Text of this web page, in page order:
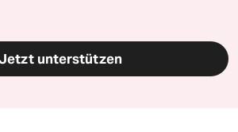
unterstützen